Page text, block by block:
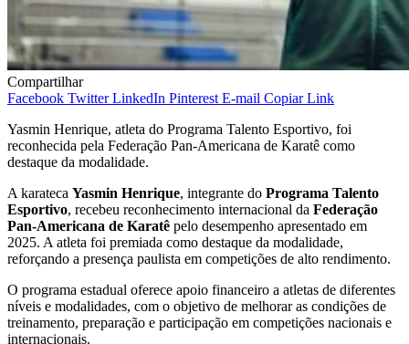
Compartilhar
Facebook Twitter LinkedIn Pinterest E-mail Copiar Link
Yasmin Henrique, atleta do Programa Talento Esportivo, foi
reconhecida pela Federação Pan-Americana de Karatê como
destaque da modalidade.
A karateca Yasmin Henrique, integrante do Programa Talento
Esportivo, recebeu reconhecimento internacional da Federação
Pan-Americana de Karatê pelo desempenho apresentado em
2025. A atleta foi premiada como destaque da modalidade,
reforçando a presença paulista em competições de alto rendimento.
O programa estadual oferece apoio financeiro a atletas de diferentes
níveis e modalidades, com o objetivo de melhorar as condições de
treinamento, preparação e participação em competições nacionais e
internacionais.